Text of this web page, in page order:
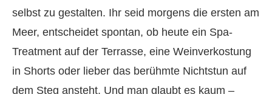
selbst zu gestalten. Ihr seid morgens die ersten am
Meer, entscheidet spontan, ob heute ein Spa-
Treatment auf der Terrasse, eine Weinverkostung
in Shorts oder lieber das berühmte Nichtstun auf
dem Steg ansteht. Und man glaubt es kaum –